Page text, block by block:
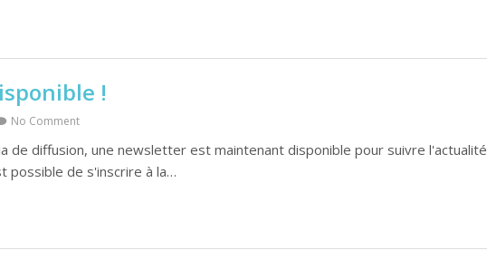
!
No Comment
de diffusion, une newsletter est maintenant disponible pour suivre l'actualité
possible de s'inscrire à la…